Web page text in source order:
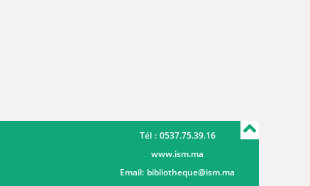
Tél : 0537.75.39.16
www.ism.ma
Email: bibliotheque@ism.ma